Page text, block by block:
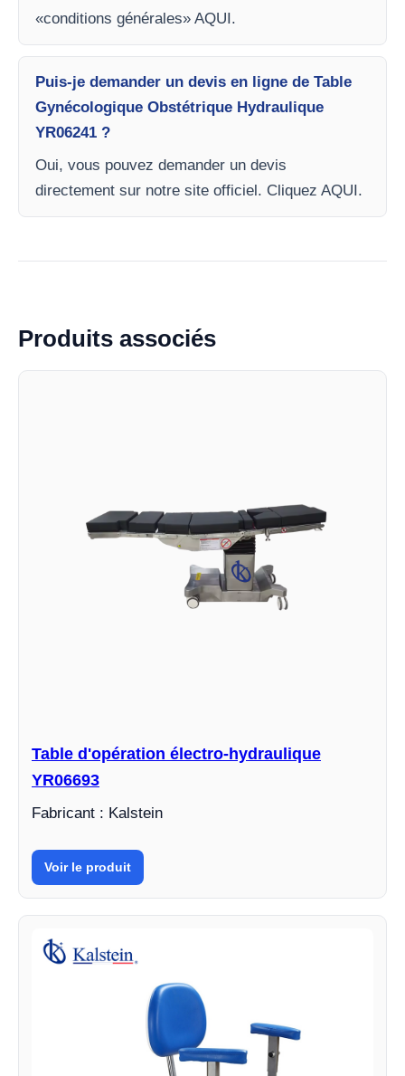
«conditions générales» AQUI.
Puis-je demander un devis en ligne de Table
Gynécologique Obstétrique Hydraulique
YR06241 ?
Oui, vous pouvez demander un devis
directement sur notre site officiel. Cliquez AQUI.
Produits associés
Table d'opération électro-hydraulique
YR06693
Fabricant : Kalstein
Voir le produit